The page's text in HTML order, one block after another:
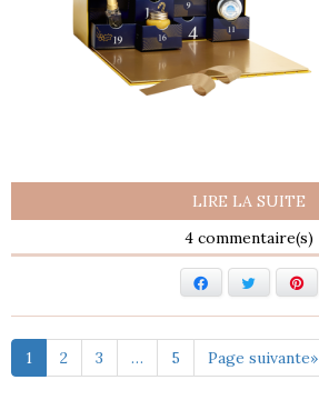
LIRE LA SUITE
4
FacebookTwitter
1 2 3 … 5 Page suivante»